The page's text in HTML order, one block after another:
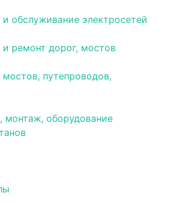
обслуживание электросетей
и ремонт дорог, мостов
путепроводов,
монтаж, оборудование